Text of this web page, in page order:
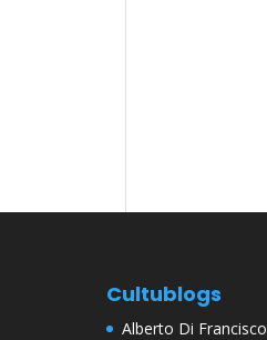
Cultublogs
Alberto Di Francisco